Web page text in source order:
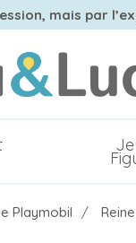
mais par
Playmobil